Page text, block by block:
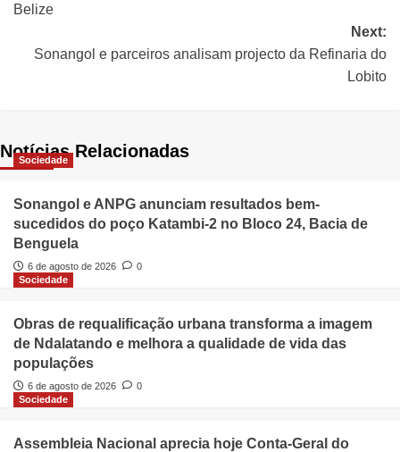
Belize
Next:
Sonangol e parceiros analisam projecto da Refinaria do
Lobito
Notícias Relacionadas
Sociedade
Sonangol e ANPG anunciam resultados bem-
sucedidos do poço Katambi-2 no Bloco 24, Bacia de
Benguela
6 de agosto de 2026
0
Sociedade
Obras de requalificação urbana transforma a imagem
de Ndalatando e melhora a qualidade de vida das
populações
6 de agosto de 2026
0
Sociedade
Assembleia Nacional aprecia hoje Conta-Geral do